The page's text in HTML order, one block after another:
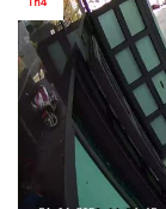
Th4